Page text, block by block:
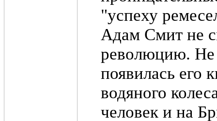
"успеху
Адам Смит не
революцию. Не
появилась его
водяного
человек и на